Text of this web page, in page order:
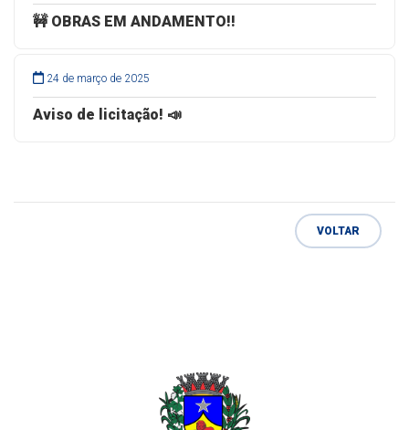
🚧 OBRAS EM ANDAMENTO!!
24 de março de 2025
Aviso de licitação! 📣
VOLTAR